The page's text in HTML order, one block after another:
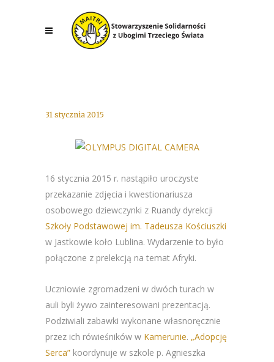
31 stycznia 2015
16 stycznia 2015 r. nastąpiło uroczyste
przekazanie zdjęcia i kwestionariusza
osobowego dziewczynki z Ruandy dyrekcji
Szkoły Podstawowej im. Tadeusza Kościuszki
w Jastkowie koło Lublina. Wydarzenie to było
połączone z prelekcją na temat Afryki.
Uczniowie zgromadzeni w dwóch turach w
auli byli żywo zainteresowani prezentacją.
Podziwiali zabawki wykonane własnoręcznie
przez ich rówieśników w Kamerunie. „Adopcję
Serca” koordynuje w szkole p. Agnieszka